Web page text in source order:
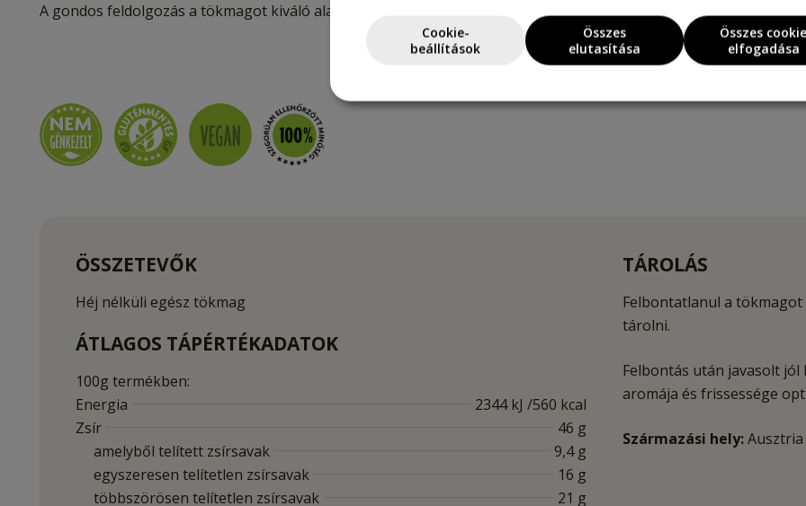
A gondos feldolgozás a tökmagot kiváló alapanyaggá teszi a mindennapi konyhában és kreatív receptekhez
ÖSSZETEVŐK
Héj nélküli egész tökmag
ÁTLAGOS TÁPÉRTÉKADATOK
100g termékben:
Energia
2344 kJ /560 kcal
Zsír
46 g
amelyből telített zsírsavak
9,4 g
egyszeresen telítetlen zsírsavak
16 g
többszörösen telítetlen zsírsavak
21 g
TÁROLÁS
Felbontatlanul a
tárolni.
Felbontás után javasolt
aromája és frissessége
Származási hely:Ausztria
Cookie-
beállítások
Összes
elutasítása
Összes cookie
elfogadása